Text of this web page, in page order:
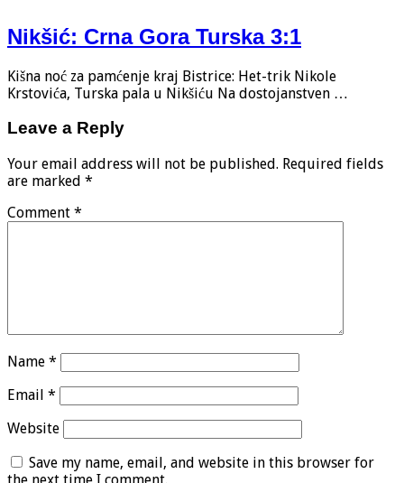
Nikšić: Crna Gora Turska 3:1
Kišna noć za pamćenje kraj Bistrice: Het-trik Nikole
Krstovića, Turska pala u Nikšiću Na dostojanstven …
Leave a Reply
Your email address will not be published. Required fields
are marked *
Comment *
Name *
Email *
Website
Save my name, email, and website in this browser for